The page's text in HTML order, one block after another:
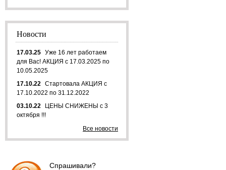
Новости
17.03.25 Уже 16 лет работаем
для Вас! АКЦИЯ с 17.03.2025 по
10.05.2025
17.10.22 Стартовала АКЦИЯ с
17.10.2022 по 31.12.2022
03.10.22
ЦЕНЫ СНИЖЕНЫ с 3
октября !!!
Все новости
Спрашивали?